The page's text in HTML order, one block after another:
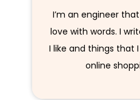
I’m an engineer
love with words. I
I like and things that
online